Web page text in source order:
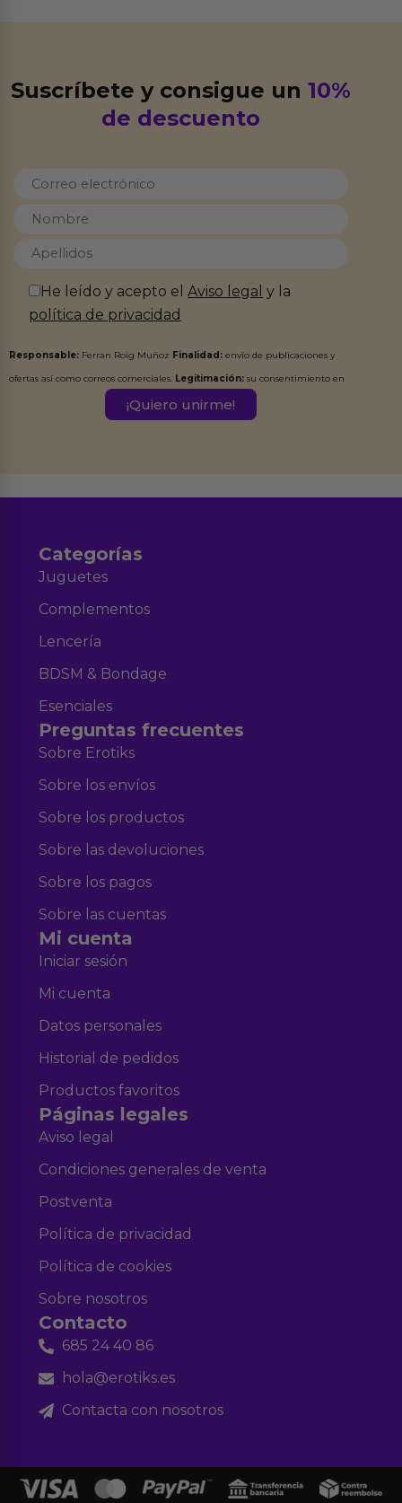
Suscríbete y consigue un10%
de descuento
He leído y acepto elAviso legal y la
política de privacidad
Responsable: Ferran Roig Muñoz Finalidad: envío de publicaciones y
ofertas así como correos comerciales. Legitimación: su consentimiento en
Destinatarios:Ferran Roig Muñoz. Podrás ejercer tus
Categorías
Juguetes
Complementos
Lencería
BDSM & Bondage
Esenciales
Preguntas frecuentes
Sobre Erotiks
Sobre los envíos
Sobre los productos
Sobre las devoluciones
Sobre los pagos
Sobre las cuentas
Mi cuenta
Iniciar sesión
Mi cuenta
Datos personales
Historial de pedidos
Productos favoritos
Páginas legales
Aviso legal
Condiciones generales de venta
Postventa
Política de privacidad
Política de cookies
Sobre nosotros
Contacto
685 24 40 86
hola@erotiks.es
Contacta con nosotros